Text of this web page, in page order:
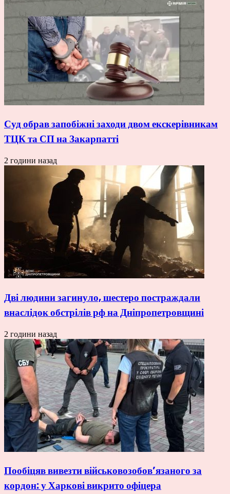
Суд обрав запобіжні заходи двом екскерівникам
ТЦК та СП на Закарпатті
2 години назад
Дві людини загинуло, шестеро постраждали
внаслідок обстрілів рф на Дніпропетровщині
2 години назад
Пообіцяв вивезти військовозобов’язаного за
кордон: у Харкові викрито офіцера